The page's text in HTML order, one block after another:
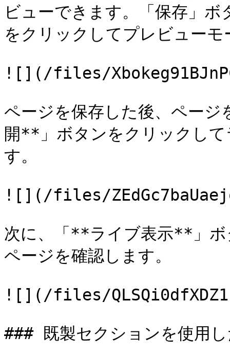
ビューできます。「保存」
をクリックしてプレビュー
![](/files/
ページを保存した後、ペー
開**」ボタンをクリックし
す。
![](/files/
次に、「**ライブ表示**」ボ
ページを確認します。
![](/files/
### 既製セクションを使用